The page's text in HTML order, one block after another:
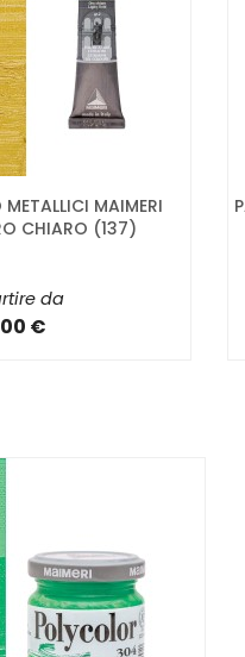
MAIMERI
CHIARO (137)
da
€